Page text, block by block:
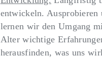
entwickeln. Ausprobieren
lernen wir den Umgang
Alter wichtige
herausfinden, was uns